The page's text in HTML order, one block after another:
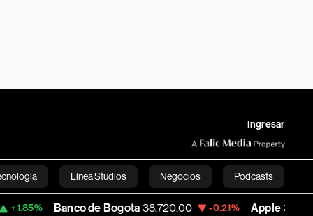
Ingresar
Línea Studios Negocios Podcasts
English
Banco de Bogota 38,720.00 -0.21% Apple 310.94